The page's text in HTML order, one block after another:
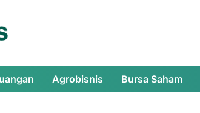
Agrobisnis Bursa Saham